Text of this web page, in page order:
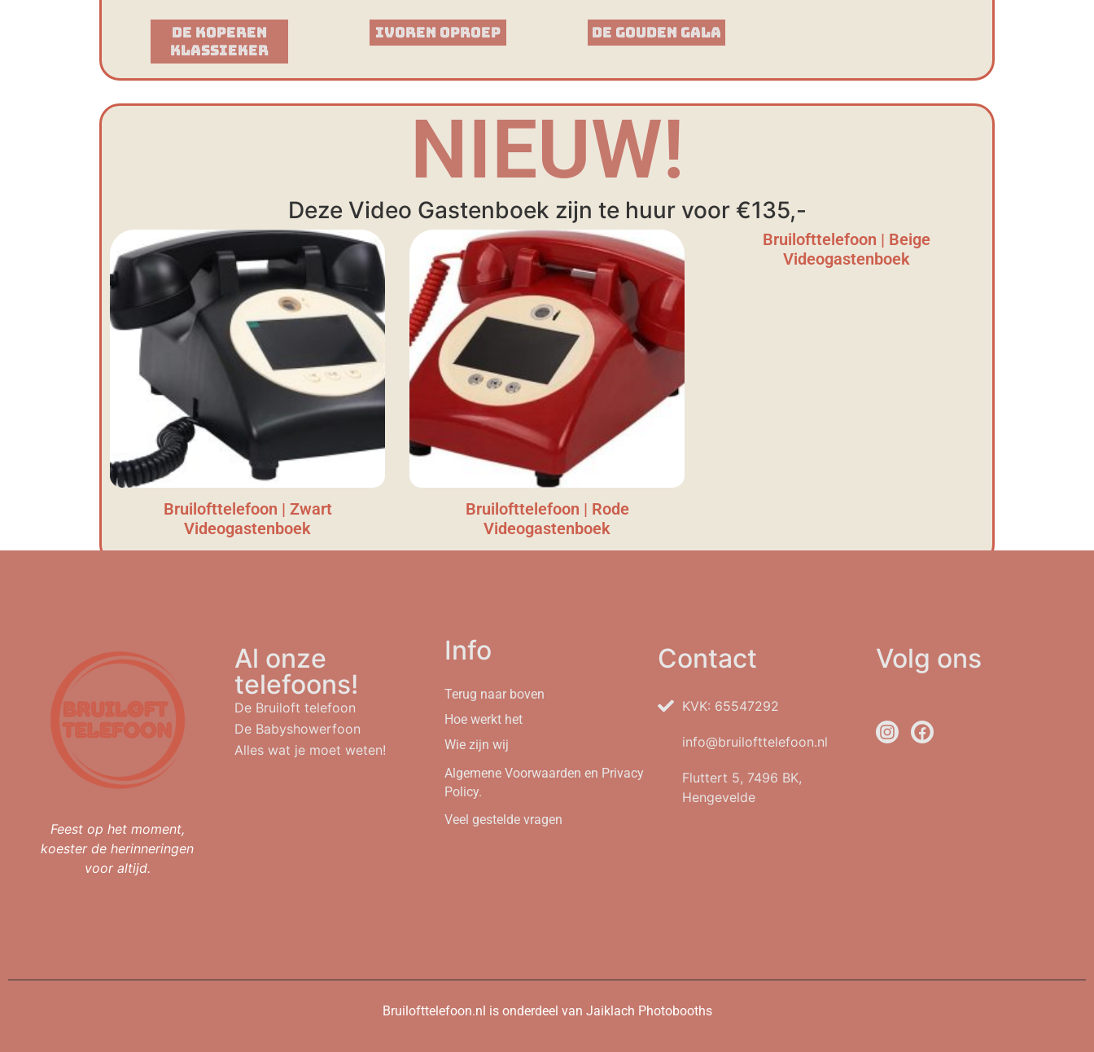
De Koperen
Klassieker​
Ivoren Oproep De Gouden Gala
NIEUW!
Deze Video Gastenboek zijn te huur voor €135,-
Bruilofttelefoon | Zwart
Videogastenboek
Bruilofttelefoon | Rode
Videogastenboek
Bruilofttelefoon | Beige
Videogastenboek
Feest op het moment,
koester de herinneringen
voor altijd.
Al onze
telefoons!
De Bruiloft telefoon
De Babyshowerfoon
Alles wat je moet weten!
Info
Terug naar boven
Hoe werkt het
Wie zijn wij
Algemene Voorwaarden en Privacy
Policy.
Veel gestelde vragen
Contact
KVK: 65547292
info@bruilofttelefoon.nl
Fluttert 5, 7496 BK,
Hengevelde
Volg ons
Bruilofttelefoon.nl is onderdeel van Jaiklach Photobooths